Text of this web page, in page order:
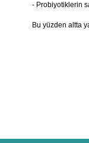
- Probiyotiklerin
Bu yüzden altta